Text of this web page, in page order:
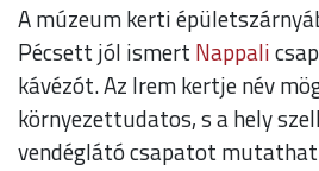
A múzeum kerti
Pécsett jól ismert Nappali
kávézót. Az Irem kertje név
környezettudatos, s a hely
vendéglátó csapatot